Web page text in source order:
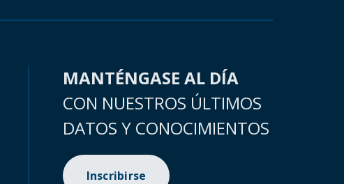
MANTÉNGASE AL DÍA
CON NUESTROS ÚLTIMOS
DATOS Y CONOCIMIENTOS
Inscribirse